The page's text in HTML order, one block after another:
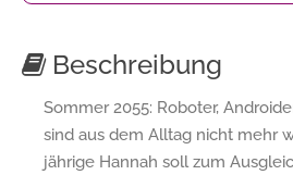
Beschreibung
Sommer 2055: Roboter,
sind aus dem Alltag nicht mehr
jährige Hannah soll zum